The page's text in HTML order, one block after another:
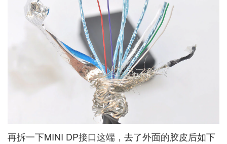
再拆一下MINI DP接口这端，去了外面的胶皮后如下